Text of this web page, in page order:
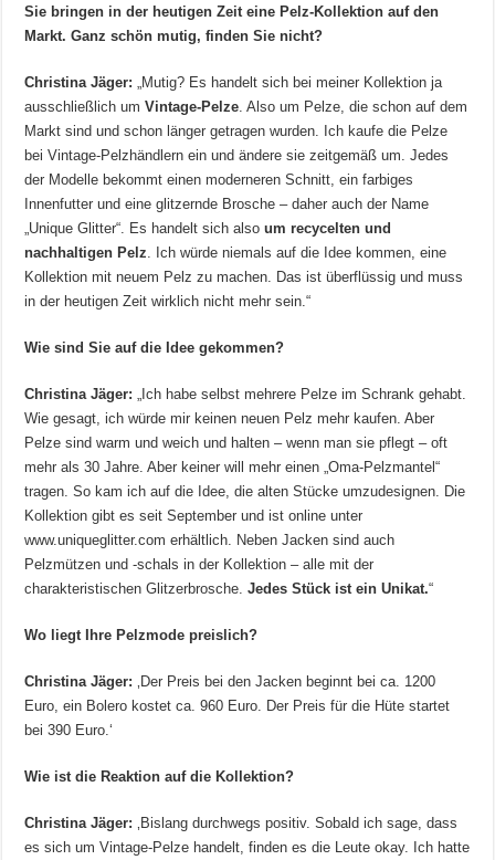
Sie bringen in der heutigen Zeit eine Pelz-Kollektion auf den
Markt. Ganz schön mutig, finden Sie nicht?
Christina Jäger: „Mutig? Es handelt sich bei meiner Kollektion ja
ausschließlich umVintage-Pelze. Also um Pelze, die schon auf dem
Markt sind und schon länger getragen wurden. Ich kaufe die Pelze
bei Vintage-Pelzhändlern ein und ändere sie zeitgemäß um. Jedes
der Modelle bekommt einen moderneren Schnitt, ein farbiges
Innenfutter und eine glitzernde Brosche – daher auch der Name
„Unique Glitter“. Es handelt sich alsoum recycelten und
nachhaltigen Pelz. Ich würde niemals auf die Idee kommen, eine
Kollektion mit neuem Pelz zu machen. Das ist überflüssig und muss
in der heutigen Zeit wirklich nicht mehr sein.“
Wie sind Sie auf die Idee gekommen?
Christina Jäger: „Ich habe selbst mehrere Pelze im Schrank gehabt.
Wie gesagt, ich würde mir keinen neuen Pelz mehr kaufen. Aber
Pelze sind warm und weich und halten – wenn man sie pflegt – oft
mehr als 30 Jahre. Aber keiner will mehr einen „Oma-Pelzmantel“
tragen. So kam ich auf die Idee, die alten Stücke umzudesignen. Die
Kollektion gibt es seit September und ist online unter
www.uniqueglitter.com erhältlich. Neben Jacken sind auch
Pelzmützen und -schals in der Kollektion – alle mit der
charakteristischen Glitzerbrosche.Jedes Stück ist ein Unikat.“
Wo liegt Ihre Pelzmode preislich?
Christina Jäger: ‚Der Preis bei den Jacken beginnt bei ca. 1200
Euro, ein Bolero kostet ca. 960 Euro. Der Preis für die Hüte startet
bei 390 Euro.‘
Wie ist die Reaktion auf die Kollektion?
Christina Jäger: ‚Bislang durchwegs positiv. Sobald ich sage, dass
es sich um Vintage-Pelze handelt, finden es die Leute okay. Ich hatte